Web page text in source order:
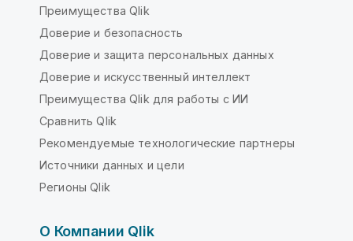
Преимущества Qlik
Доверие и безопасность
Доверие и защита персональных данных
Доверие и искусственный интеллект
Преимущества Qlik для работы с ИИ
Сравнить Qlik
Рекомендуемые технологические партнеры
Источники данных и цели
Регионы Qlik
О Компании Qlik